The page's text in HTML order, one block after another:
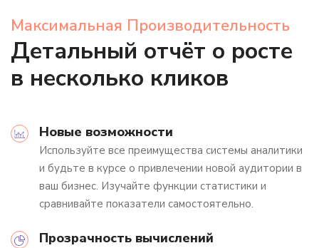
Максимальная Производительность
Детальный отчёт о росте
в несколько кликов
Новые возможности
Используйте все преимущества системы аналитики
и будьте в курсе о привлечении новой аудитории в
ваш бизнес. Изучайте функции статистики и
сравнивайте показатели самостоятельно.
Прозрачность вычислений